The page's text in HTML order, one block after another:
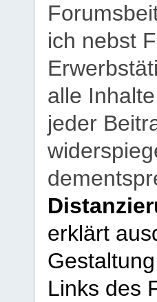
ich nebst
alle
jeder
erklärt
Links des